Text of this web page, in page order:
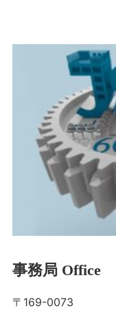
事務局 Office
〒169-0073